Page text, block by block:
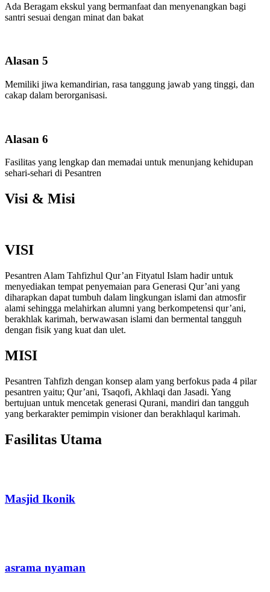
Ada Beragam ekskul yang bermanfaat dan menyenangkan bagi
santri sesuai dengan minat dan bakat
Alasan 5
Memiliki jiwa kemandirian, rasa tanggung jawab yang tinggi, dan
cakap dalam berorganisasi.
Alasan 6
Fasilitas yang lengkap dan memadai untuk menunjang kehidupan
sehari-sehari di Pesantren
Visi & Misi
VISI
Pesantren Alam Tahfizhul Qur’an Fityatul Islam hadir untuk
menyediakan tempat penyemaian para Generasi Qur’ani yang
diharapkan dapat tumbuh dalam lingkungan islami dan atmosfir
alami sehingga melahirkan alumni yang berkompetensi qur’ani,
berakhlak karimah, berwawasan islami dan bermental tangguh
dengan fisik yang kuat dan ulet.
MISI
Pesantren Tahfizh dengan konsep alam yang berfokus pada 4 pilar
pesantren yaitu; Qur’ani, Tsaqofi, Akhlaqi dan Jasadi. Yang
bertujuan untuk mencetak generasi Qurani, mandiri dan tangguh
yang berkarakter pemimpin visioner dan berakhlaqul karimah.
Fasilitas Utama
Masjid Ikonik
asrama nyaman